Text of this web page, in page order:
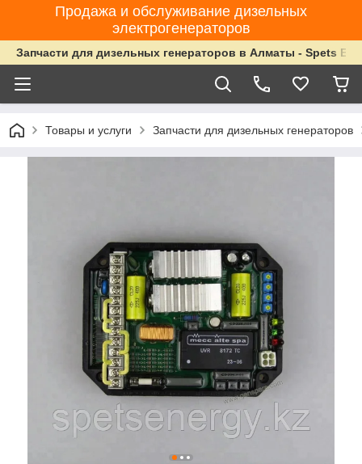
Продажа и обслуживание дизельных
электрогенераторов
Запчасти для дизельных генераторов в Алматы - Spets
Товары и услуги Запчасти для дизельных генераторов